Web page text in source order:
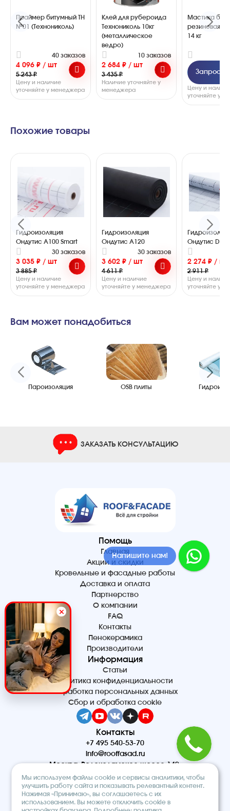
Праймер битумный ТН
№01 (Технониколь)
40 заказов
4 096 ₽ / шт
5 243 ₽
Цену и наличие
уточняйте у менеджера
Клей для рубероида
Технониколь 10кг
(металлическое
ведро)
10 заказов
2 684 ₽ / шт
3 435 ₽
Наличие уточняйте у
менеджера
Мастика
резиновая
14 кг
Цену и
уточняйте у
Похожие товары
Гидроизоляция
Ондутис А100 Smart
30 заказов
3 035 ₽ / шт
3 885 ₽
Цену и наличие
уточняйте у менеджера
Гидроизоляция
Ондутис А120
30 заказов
3 602 ₽ / шт
4 611 ₽
Цену и наличие
уточняйте у менеджера
Ондутис D
2 274 ₽ / шт
2 911 ₽
Цену и
уточняйте у
Вам может понадобиться
Пароизоляция OSB плиты
ЗАКАЗАТЬ КОНСУЛЬТАЦИЮ
Помощь
Главная
Акции и скидки
Кровельные и фасадные работы
Доставка и оплата
Партнерство
О компании
FAQ
Контакты
Пенокерамика
Производители
Информация
Статьи
Политика конфиденциальности
Обработка персональных данных
Сбор и обработка cookie
Контакты
+7 495 540-53-70
info@rooffasad.ru
Москва, Волоколамское шоссе 142,
офис 606, 6 этаж
Реквизиты
ООО “ПТК “Титан”
ОГРН 1227700212475
Мы используем файлы cookie и сервисы аналитики, чтобы
улучшить работу сайта и показывать релевантный контент.
Нажимая «Принимаю», вы соглашаетесь с их
использованием. Вы можете отключить cookie в
Напишите нам!